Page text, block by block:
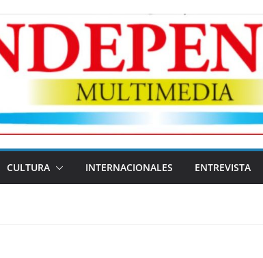
CULTURA INTERNACIONALES ENTREVISTA